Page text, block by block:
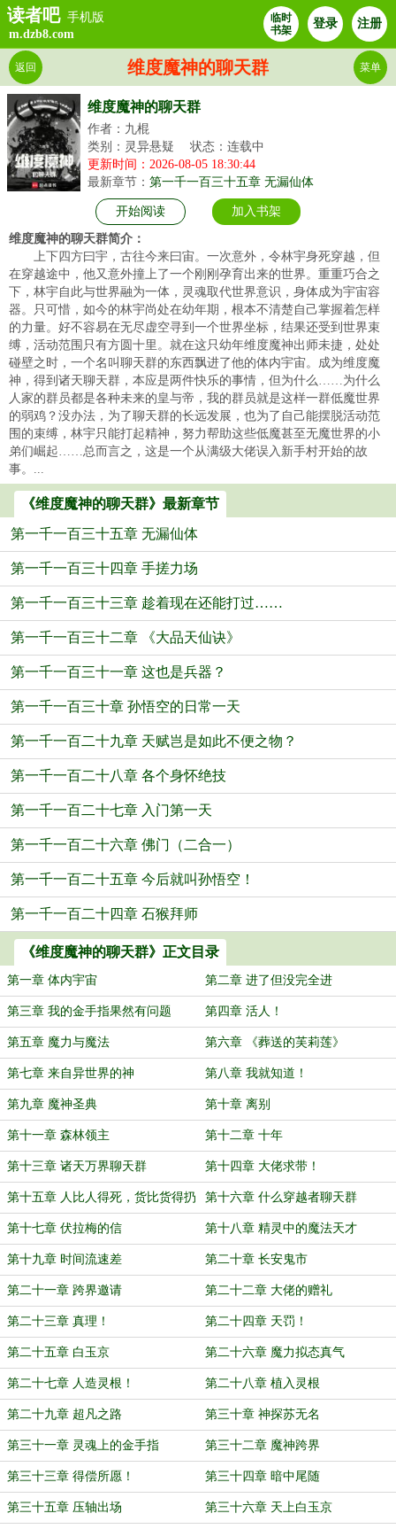
读者吧 手机版
m.dzb8.com
临时
书架
登录 注册
维度魔神的聊天群
返回 菜单
维度魔神的聊天群
作者：九棍
类别：灵异悬疑
状态：连载中
更新时间：2026-08-05 18:30:44
最新章节： 第一千一百三十五章 无漏仙体
开始阅读 加入书架
维度魔神的聊天群简介：
上下四方曰宇，古往今来曰宙。一次意外，令林宇身死穿越，但
在穿越途中，他又意外撞上了一个刚刚孕育出来的世界。重重巧合之
下，林宇自此与世界融为一体，灵魂取代世界意识，身体成为宇宙容
器。只可惜，如今的林宇尚处在幼年期，根本不清楚自己掌握着怎样
的力量。好不容易在无尽虚空寻到一个世界坐标，结果还受到世界束
缚，活动范围只有方圆十里。就在这只幼年维度魔神出师未捷，处处
碰壁之时，一个名叫聊天群的东西飘进了他的体内宇宙。成为维度魔
神，得到诸天聊天群，本应是两件快乐的事情，但为什么……为什么
人家的群员都是各种未来的皇与帝，我的群员就是这样一群低魔世界
的弱鸡？没办法，为了聊天群的长远发展，也为了自己能摆脱活动范
围的束缚，林宇只能打起精神，努力帮助这些低魔甚至无魔世界的小
弟们崛起……总而言之，这是一个从满级大佬误入新手村开始的故
事。...
《维度魔神的聊天群》最新章节
第一千一百三十五章 无漏仙体
第一千一百三十四章 手搓力场
第一千一百三十三章 趁着现在还能打过……
第一千一百三十二章 《大品天仙诀》
第一千一百三十一章 这也是兵器？
第一千一百三十章 孙悟空的日常一天
第一千一百二十九章 天赋岂是如此不便之物？
第一千一百二十八章 各个身怀绝技
第一千一百二十七章 入门第一天
第一千一百二十六章 佛门（二合一）
第一千一百二十五章 今后就叫孙悟空！
第一千一百二十四章 石猴拜师
《维度魔神的聊天群》正文目录
第一章 体内宇宙 第二章 进了但没完全进
第三章 我的金手指果然有问题 第四章 活人！
第五章 魔力与魔法 第六章 《葬送的芙莉莲》
第七章 来自异世界的神 第八章 我就知道！
第九章 魔神圣典 第十章 离别
第十一章 森林领主 第十二章 十年
第十三章 诸天万界聊天群 第十四章 大佬求带！
第十五章 人比人得死，货比货得扔 第十六章 什么穿越者聊天群
第十七章 伏拉梅的信 第十八章 精灵中的魔法天才
第十九章 时间流速差 第二十章 长安鬼市
第二十一章 跨界邀请 第二十二章 大佬的赠礼
第二十三章 真理！ 第二十四章 天罚！
第二十五章 白玉京 第二十六章 魔力拟态真气
第二十七章 人造灵根！ 第二十八章 植入灵根
第二十九章 超凡之路 第三十章 神探苏无名
第三十一章 灵魂上的金手指 第三十二章 魔神跨界
第三十三章 得偿所愿！ 第三十四章 暗中尾随
第三十五章 压轴出场 第三十六章 天上白玉京